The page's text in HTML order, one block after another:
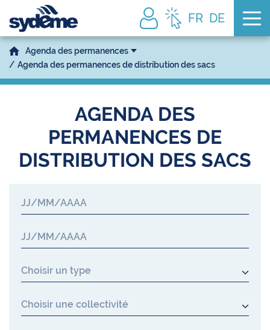
FR DE
Agenda des permanences
Agenda des permanences de distribution des sacs
AGENDA DES
PERMANENCES DE
DISTRIBUTION DES SACS
Type
Collectivité